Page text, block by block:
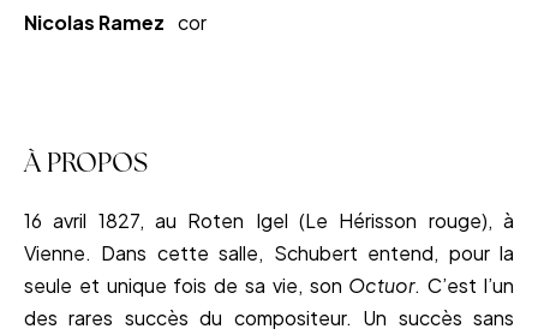
Nicolas Ramez cor
À PROPOS
16 avril 1827, au Roten Igel (Le Hérisson rouge), à
Vienne. Dans cette salle, Schubert entend, pour la
seule et unique fois de sa vie, son Octuor. C’est l’un
des rares succès du compositeur. Un succès sans